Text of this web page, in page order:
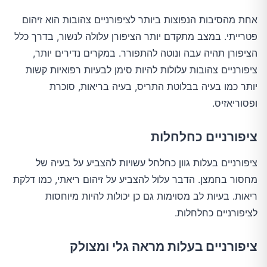
אחת מהסיבות הנפוצות ביותר לציפורניים צהובות הוא זיהום
פטרייתי. במצב מתקדם יותר הציפורן עלולה לנשור, בדרך כלל
הציפורן תהיה עבה ונוטה להתפורר. במקרים נדירים יותר,
ציפורניים צהובות עלולות להיות סימן לבעיות רפואיות קשות
יותר כמו בעיה בבלוטת התריס, בעיה בריאות, סוכרת
ופסוריאזיס.
ציפורניים כחלחלות
ציפורניים בעלות גוון כחלחל עשויות להצביע על בעיה של
מחסור בחמצן. הדבר עלול להצביע על זיהום ריאתי, כמו דלקת
ריאות. בעיות לב מסוימות גם כן יכולות להיות מיוחסות
לציפורניים כחלחלות.
ציפורניים בעלות מראה גלי ומצולק